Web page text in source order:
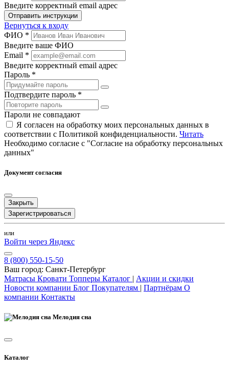
Введите корректный email адрес
Отправить инструкции
Вернуться к входу
ФИО *
Введите ваше ФИО
Email *
Введите корректный email адрес
Пароль *
Подтвердите пароль *
Пароли не совпадают
Я согласен на обработку моих персональных данных в
соответствии с Политикой конфиденциальности. Читать
Необходимо согласие с "Согласие на обработку персональных
данных"
Документ согласия
Закрыть
Зарегистрироваться
или
Войти через Яндекс
8 (800) 550-15-50
Ваш город: Санкт-Петербург
Матрасы Кровати Топперы Каталог | Акции и скидки
Новости компании Блог Покупателям | Партнёрам О
компании Контакты
Мелодия сна
Каталог